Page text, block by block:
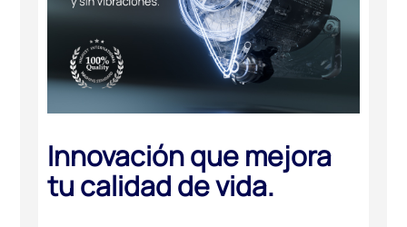
Innovación que mejora
tu calidad de vida.